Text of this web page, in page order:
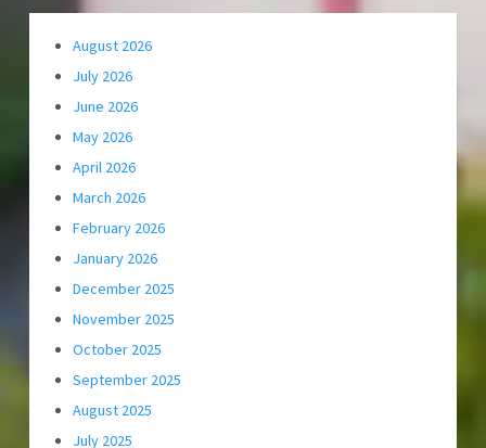
August 2026
July 2026
June 2026
May 2026
April 2026
March 2026
February 2026
January 2026
December 2025
November 2025
October 2025
September 2025
August 2025
July 2025